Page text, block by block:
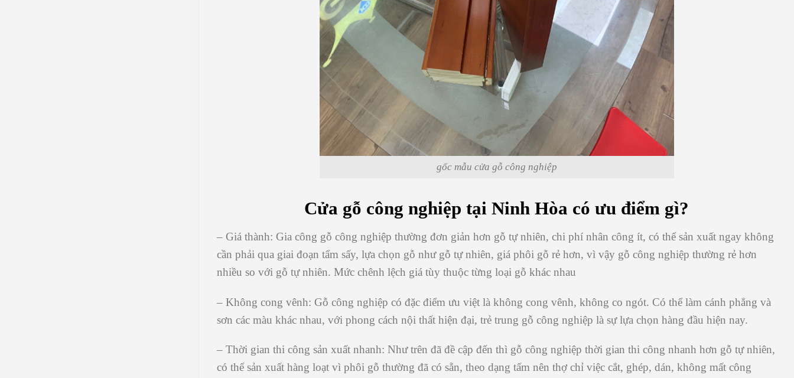
gốc mẫu cửa gỗ công nghiệp
Cửa gỗ công nghiệp tại Ninh Hòa có ưu điểm gì?
– Giá thành: Gia công gỗ công nghiệp thường đơn giản hơn gỗ tự nhiên, chi phí nhân công ít, có thể sản xuất ngay không
cần phải qua giai đoạn tẩm sấy, lựa chọn gỗ như gỗ tự nhiên, giá phôi gỗ rẻ hơn, vì vậy gỗ công nghiệp thường rẻ hơn
nhiều so với gỗ tự nhiên. Mức chênh lệch giá tùy thuộc từng loại gỗ khác nhau
– Không cong vênh: Gỗ công nghiệp có đặc điểm ưu việt là không cong vênh, không co ngót. Có thể làm cánh phẳng và
sơn các màu khác nhau, với phong cách nội thất hiện đại, trẻ trung gỗ công nghiệp là sự lựa chọn hàng đầu hiện nay.
– Thời gian thi công sản xuất nhanh: Như trên đã đề cập đến thì gỗ công nghiệp thời gian thi công nhanh hơn gỗ tự nhiên,
có thể sản xuất hàng loạt vì phôi gỗ thường đã có sẵn, theo dạng tấm nên thợ chỉ việc cắt, ghép, dán, không mất công